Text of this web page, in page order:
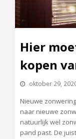
Hier
kopen
oktober 29,
Nieuwe
naar nieuwe
natuurlijk wel
pand past. De